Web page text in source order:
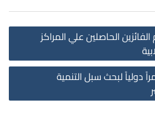
الحاصلين علي المراكز
دولياً لبحث سبل التنمية